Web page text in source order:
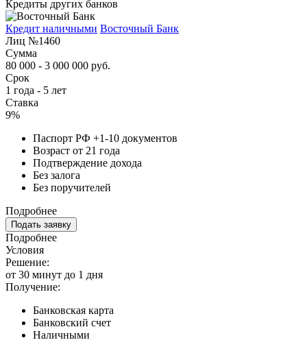
Кредиты других банков
Кредит наличными Восточный Банк
Лиц №1460
Сумма
80 000 - 3 000 000 руб.
Срок
1 года - 5 лет
Ставка
9%
Паспорт РФ +1-10 документов
Возраст от 21 года
Подтверждение дохода
Без залога
Без поручителей
Подробнее
Подать заявку
Подробнее
Условия
Решение:
от 30 минут до 1 дня
Получение:
Банковская карта
Банковский счет
Наличными